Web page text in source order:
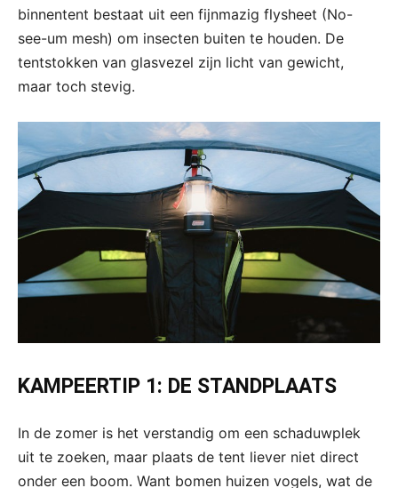
binnentent bestaat uit een fijnmazig flysheet (No-
see-um mesh) om insecten buiten te houden. De
tentstokken van glasvezel zijn licht van gewicht,
maar toch stevig.
KAMPEERTIP 1: DE STANDPLAATS
In de zomer is het verstandig om een schaduwplek
uit te zoeken, maar plaats de tent liever niet direct
onder een boom. Want bomen huizen vogels, wat de